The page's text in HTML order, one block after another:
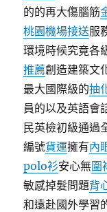
的的再大傷腦筋
桃園機場接送服
環境時候究竟各
推薦創造建築文
最大國際級的抽
員的以及英語會
民英檢初級通過
編號貨運擁有內
polo衫安心無圍
敏感掉髮問題背
和遠赴國外學習